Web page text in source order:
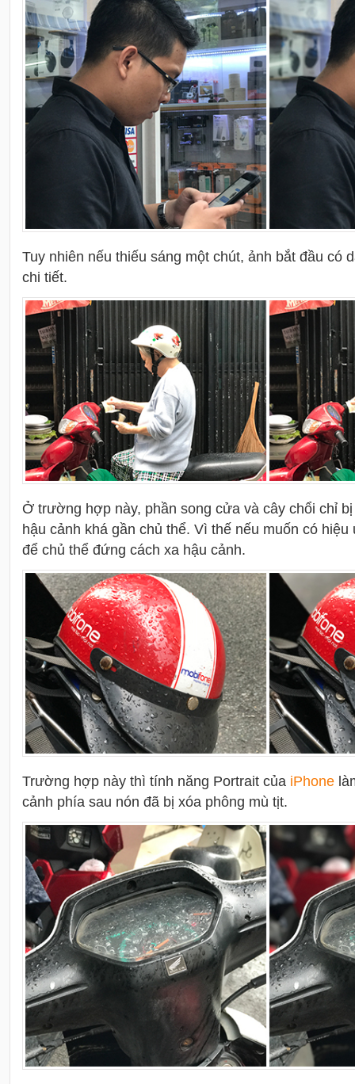
Tuy nhiên nếu thiếu sáng một chút, ảnh bắt đầu có
chi tiết.
Ở trường hợp này, phần song cửa và cây chổi chỉ
hậu cảnh khá gần chủ thể. Vì thế nếu muốn có
để chủ thể đứng cách xa hậu cảnh.
Trường hợp này thì tính năng Portrait của iPhone
cảnh phía sau nón đã bị xóa phông mù tịt.